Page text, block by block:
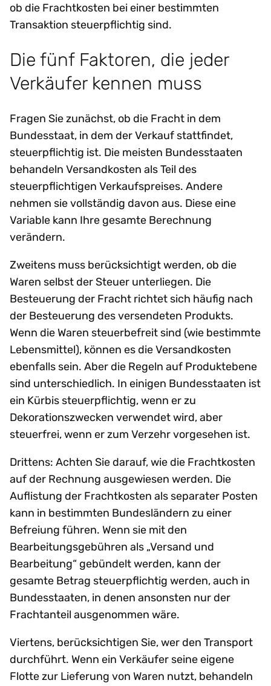
ob die Frachtkosten bei einer bestimmten
Transaktion steuerpflichtig sind.
Die fünf Faktoren, die jeder
Verkäufer kennen muss
Fragen Sie zunächst, ob die Fracht in dem
Bundesstaat, in dem der Verkauf stattfindet,
steuerpflichtig ist. Die meisten Bundesstaaten
behandeln Versandkosten als Teil des
steuerpflichtigen Verkaufspreises. Andere
nehmen sie vollständig davon aus. Diese eine
Variable kann Ihre gesamte Berechnung
verändern.
Zweitens muss berücksichtigt werden, ob die
Waren selbst der Steuer unterliegen. Die
Besteuerung der Fracht richtet sich häufig nach
der Besteuerung des versendeten Produkts.
Wenn die Waren steuerbefreit sind (wie bestimmte
Lebensmittel), können es die Versandkosten
ebenfalls sein. Aber die Regeln auf Produktebene
sind unterschiedlich. In einigen Bundesstaaten ist
ein Kürbis steuerpflichtig, wenn er zu
Dekorationszwecken verwendet wird, aber
steuerfrei, wenn er zum Verzehr vorgesehen ist.
Drittens: Achten Sie darauf, wie die Frachtkosten
auf der Rechnung ausgewiesen werden. Die
Auflistung der Frachtkosten als separater Posten
kann in bestimmten Bundesländern zu einer
Befreiung führen. Wenn sie mit den
Bearbeitungsgebühren als „Versand und
Bearbeitung“ gebündelt werden, kann der
gesamte Betrag steuerpflichtig werden, auch in
Bundesstaaten, in denen ansonsten nur der
Frachtanteil ausgenommen wäre.
Viertens, berücksichtigen Sie, wer den Transport
durchführt. Wenn ein Verkäufer seine eigene
Flotte zur Lieferung von Waren nutzt, behandeln